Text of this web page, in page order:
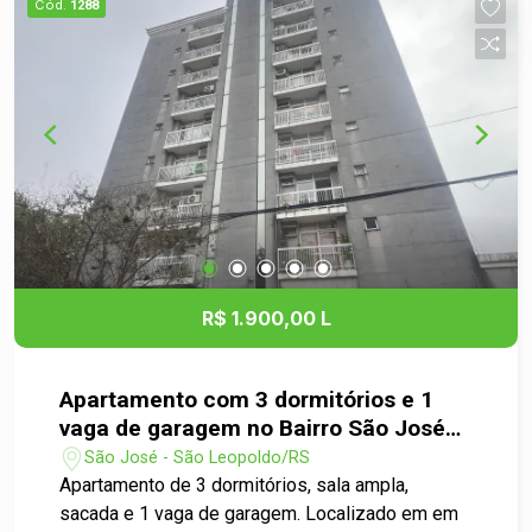
Ideal para quem busca morar com comodidade,
próximo a comércios, serviços e opções de
lazer, sem abrir mão de um ambiente agradável e
aconchegante. Agende sua visita e venha
conhecer de perto todo o potencial deste imóvel!
Cód. 1288
R$ 1.900,00 L
Apartamento com 3 dormitórios e 1
vaga de garagem no Bairro São José
em São Leopoldo
São José - São Leopoldo/RS
Apartamento de 3 dormitórios, sala ampla,
sacada e 1 vaga de garagem. Localizado em em